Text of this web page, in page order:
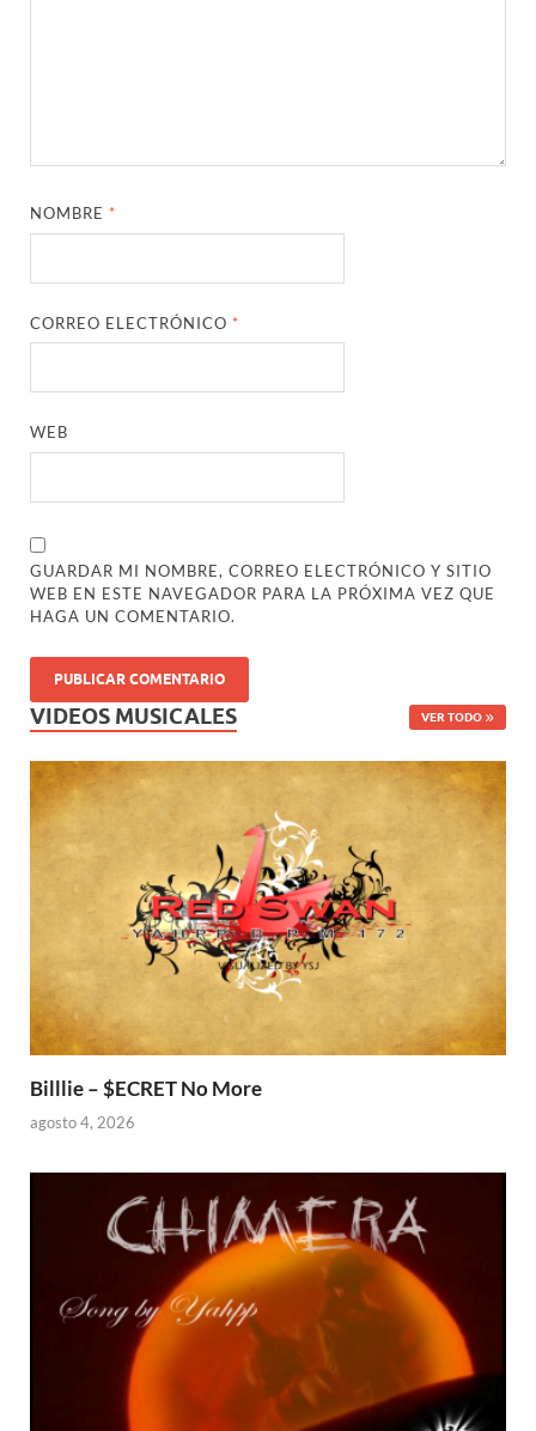
NOMBRE *
CORREO ELECTRÓNICO *
WEB
GUARDAR MI NOMBRE, CORREO ELECTRÓNICO Y SITIO
WEB EN ESTE NAVEGADOR PARA LA PRÓXIMA VEZ QUE
HAGA UN COMENTARIO.
VIDEOS MUSICALES VER TODO
Billlie – $ECRET No More
agosto 4, 2026